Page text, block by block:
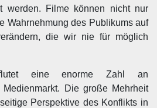
werden. Filme können nicht nur
Wahrnehmung des Publikums auf
die wir nie für möglich
eine enorme Zahl an
Medienmarkt. Die große Mehrheit
Perspektive des Konflikts in